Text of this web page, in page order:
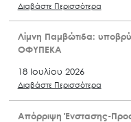
Διαβάστε Περισσότερα
Λίμνη Παμβώτιδα:
ΟΦΥΠΕΚΑ
18 Ιουλίου 2026
Διαβάστε Περισσότερα
Απόρριψη Ένστασης-